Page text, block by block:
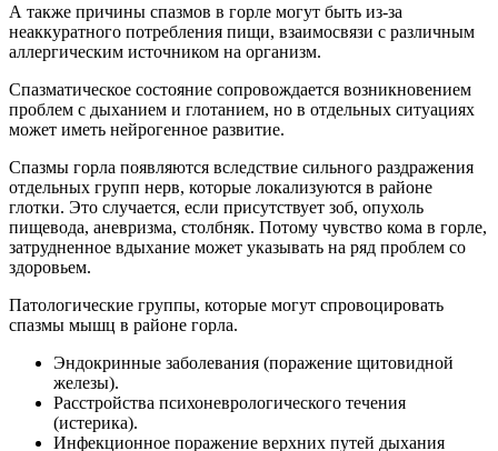
А также причины спазмов в горле могут быть из-за
неаккуратного потребления пищи, взаимосвязи с различным
аллергическим источником на организм.
Спазматическое состояние сопровождается возникновением
проблем с дыханием и глотанием, но в отдельных ситуациях
может иметь нейрогенное развитие.
Спазмы горла появляются вследствие сильного раздражения
отдельных групп нерв, которые локализуются в районе
глотки. Это случается, если присутствует зоб, опухоль
пищевода, аневризма, столбняк. Потому чувство кома в горле,
затрудненное вдыхание может указывать на ряд проблем со
здоровьем.
Патологические группы, которые могут спровоцировать
спазмы мышц в районе горла.
Эндокринные заболевания (поражение щитовидной
железы).
Расстройства психоневрологического течения
(истерика).
Инфекционное поражение верхних путей дыхания